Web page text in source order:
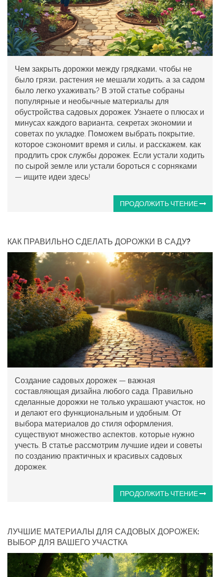
Чем закрыть дорожки между грядками, чтобы не
было грязи, растения не мешали ходить, а за садом
было легко ухаживать? В этой статье собраны
популярные и необычные материалы для
обустройства садовых дорожек. Узнаете о плюсах и
минусах каждого варианта, секретах экономии и
советах по укладке. Поможем выбрать покрытие,
которое сэкономит время и силы, и расскажем, как
продлить срок службы дорожек. Если устали ходить
по сырой земле или устали бороться с сорняками
— ищите идеи здесь!
ПРОДОЛЖИТЬ ЧТЕНИЕ
КАК ПРАВИЛЬНО СДЕЛАТЬ ДОРОЖКИ В САДУ?
Создание садовых дорожек — важная
составляющая дизайна любого сада. Правильно
сделанные дорожки не только украшают участок, но
и делают его функциональным и удобным. От
выбора материалов до стиля оформления,
существуют множество аспектов, которые нужно
учесть. В статье рассмотрим лучшие идеи и советы
по созданию практичных и красивых садовых
дорожек.
ПРОДОЛЖИТЬ ЧТЕНИЕ
ЛУЧШИЕ МАТЕРИАЛЫ ДЛЯ САДОВЫХ ДОРОЖЕК:
ВЫБОР ДЛЯ ВАШЕГО УЧАСТКА